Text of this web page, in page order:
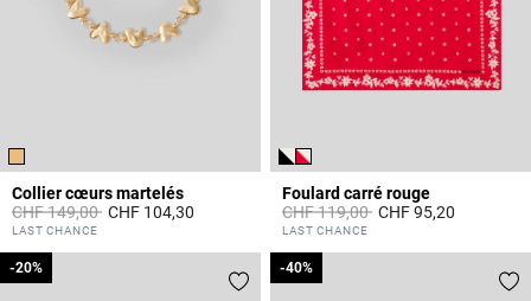
Collier cœurs martelés
Prix réduit à partir de
CHF 149,00àCHF 104,30
4.2 out of 5 Customer Rating
LAST CHANCE
Foulard carré rouge
Prix réduit à partir de
CHF 119,00àCHF 95,20
4.8 out of 5 Customer Rating
LAST CHANCE
-20%
-20% -40%
-40%